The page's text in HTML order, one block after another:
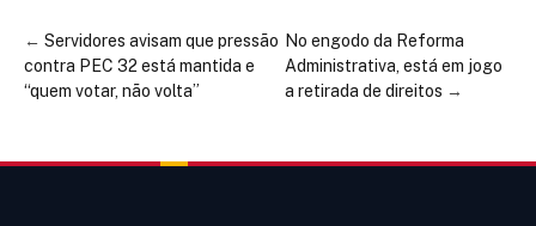
← Servidores avisam que pressão
contra PEC 32 está mantida e
“quem votar, não volta”
No engodo da Reforma
Administrativa, está em jogo
a retirada de direitos →